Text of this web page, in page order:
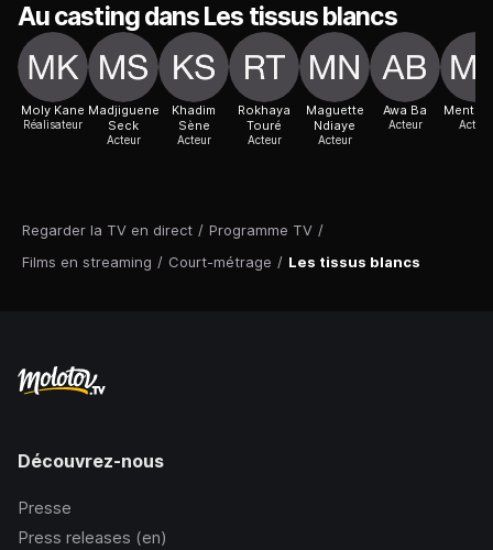
Regarder la TV en direct / Programme TV /
Films en streaming / Court-métrage / Les tissus blancs
Au casting dans Les tissus blancs
Moly Kane
Réalisateur
Madjiguene
Seck
Acteur
Khadim
Sène
Acteur
Rokhaya
Touré
Acteur
Maguette
Ndiaye
Acteur
Awa Ba
Acteur
Mentor
Acteur
Découvrez-nous
Presse
Press releases (en)